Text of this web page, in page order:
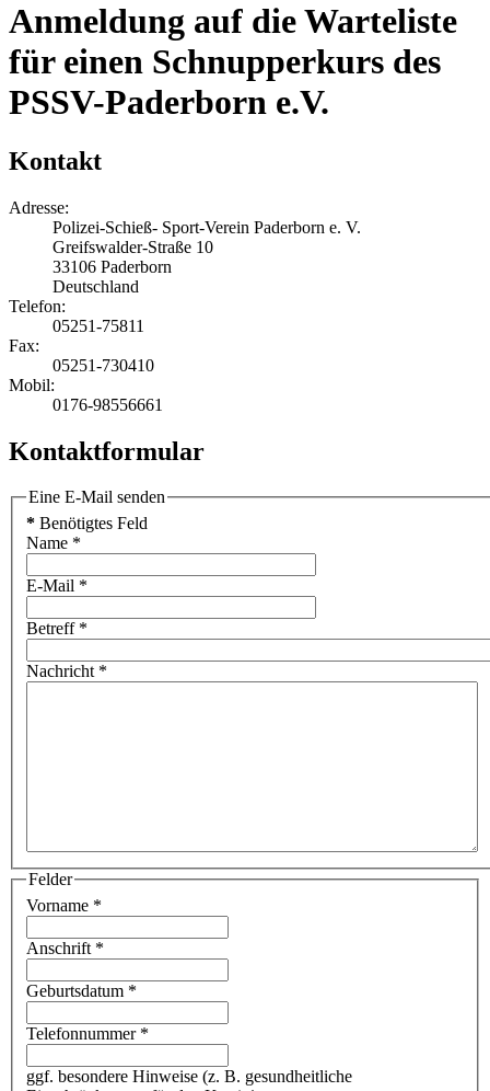
Anmeldung auf die Warteliste
für einen Schnupperkurs des
PSSV-Paderborn e.V.
Kontakt
Adresse:
Polizei-Schieß- Sport-Verein Paderborn e. V.
Greifswalder-Straße 10
33106 Paderborn
Deutschland
Telefon:
05251-75811
Fax:
05251-730410
Mobil:
0176-98556661
Kontaktformular
Eine E-Mail senden
* Benötigtes Feld
Name *
E-Mail *
Betreff*
Nachricht *
Felder
Vorname *
Anschrift *
Geburtsdatum *
Telefonnummer*
ggf. besondere Hinweise (z. B. gesundheitliche